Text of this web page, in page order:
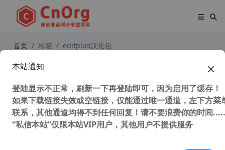
首页 标签 editplus汉化包
本站通知
登陆显示不正常，刷新一下再登陆即可，因为启用了缓存！
如果下载链接失效或空链接，仅能通过唯一通道，左下方菜
联系，其他通道均得不到任何回复！请不要浪费你的时间
“私信本站”仅限本站VIP用户，其他用户不提供服务